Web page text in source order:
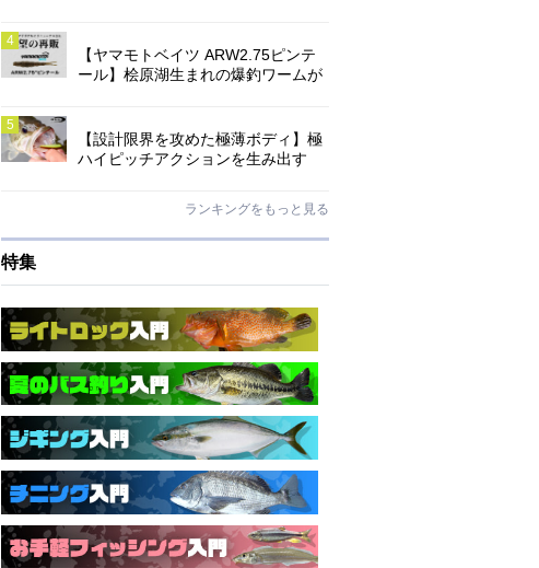
【ヤマモトベイツ ARW2.75ピンテ
ール】桧原湖生まれの爆釣ワームが
【設計限界を攻めた極薄ボディ】極
ハイピッチアクションを生み出す
ランキングをもっと見る
特集